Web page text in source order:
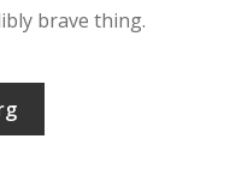
brave thing.